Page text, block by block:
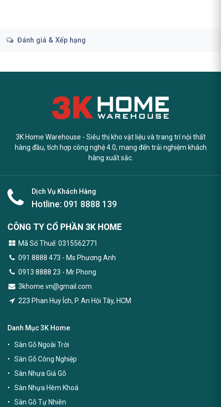
Đánh giá & Xếp hạng
3K Home Warehouse - Siêu thị kho vật liệu và trang trí nội thất
hàng đầu, tích hợp công nghệ 4.0, mang đến trải nghiệm khách
hàng xuất sắc.
Dịch Vụ Khách Hàng
Hotline: 091 8888 139
CÔNG TY CỔ PHẦN 3K HOME
Mã Số Thuế: 0315562771
091 8888 473 - Ms Phương Anh
0913 8888 23 - Mr Phong
3khome.vn@gmail.com
223 Phan Huy Ích, P. An Hội Tây, HCM
Danh Mục 3K Home
Sàn Gỗ Ngoài Trời
Sàn Gỗ Công Nghiệp
Sàn Nhựa Giả Gỗ
Sàn Nhựa Hèm Khoá
Sàn Gỗ Tự Nhiên